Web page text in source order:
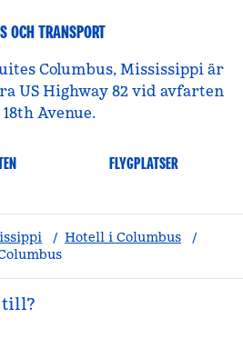
OCH TRANSPORT
Columbus, Mississippi är
US Highway 82 vid avfarten
18th Avenue.
FLYGPLATSER
/ Hotell i Columbus
/
till?